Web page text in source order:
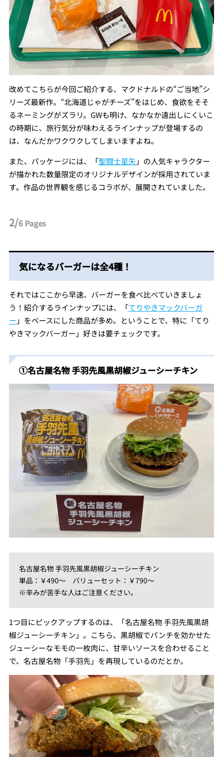
改めてこちらが今回ご紹介する、マクドナルドの“ご当地”シ
リーズ最新作。“北海道じゃがチーズ”をはじめ、食欲をそそ
るネーミングがズラリ。GWも明け、なかなか遠出しにくいこ
の時期に、旅行気分が味わえるラインナップが登場するの
は、なんだかワクワクしてしまいますよね。
また、パッケージには、「聖闘士星矢」の人気キャラクター
が描かれた数量限定のオリジナルデザインが採用されていま
す。作品の世界観を感じるコラボが、展開されていました。
2/6 Pages
気になるバーガーは全4種！
それではここから早速、バーガーを食べ比べていきましょ
う！紹介するラインナップには、「てりやきマックバーガ
ー 」をベースにした商品が多め。ということで、特に「てり
やきマックバーガー」好きは要チェックです。
①名古屋名物 手羽先風黒胡椒ジューシーチキン
名古屋名物 手羽先風黒胡椒ジューシーチキン
単品：￥490～ バリューセット：￥790～
※辛みが苦手な人はご注意ください。
1つ目にピックアップするのは、「名古屋名物 手羽先風黒胡
椒ジューシーチキン」。こちら、黒胡椒でパンチを効かせた
ジューシーなモモの一枚肉に、甘辛いソースを合わせること
で、名古屋名物「手羽先」を再現しているのだとか。